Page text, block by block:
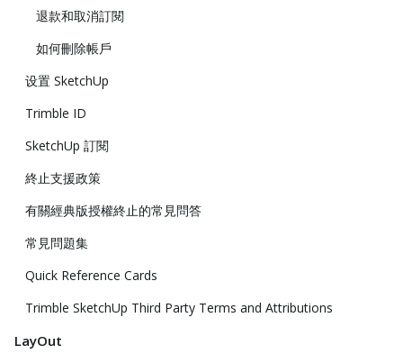
退款和取消訂閱
如何刪除帳戶
设置 SketchUp
Trimble ID
SketchUp 訂閱
終止支援政策
有關經典版授權終止的常見問答
常見問題集
Quick Reference Cards
Trimble SketchUp Third Party Terms and Attributions
LayOut